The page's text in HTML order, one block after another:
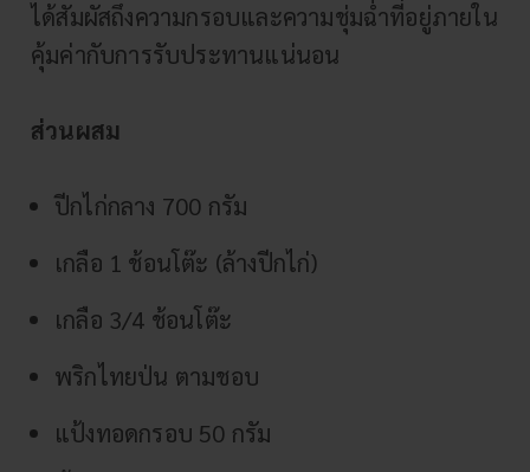
ได้สัมผัสถึงความกรอบและความชุ่มฉ่ำที่อยู่ภายใน
คุ้มค่ากับการรับประทานแน่นอน
ส่วนผสม
ปีกไก่กลาง 700 กรัม
เกลือ 1 ช้อนโต๊ะ (ล้างปีกไก่)
เกลือ 3/4 ช้อนโต๊ะ
พริกไทยป่น ตามชอบ
แป้งทอดกรอบ 50 กรัม